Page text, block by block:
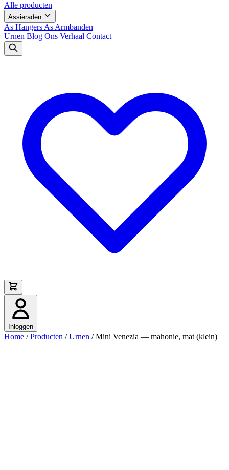
Alle producten
Assieraden
As Hangers As Armbanden
Urnen Blog Ons Verhaal Contact
Inloggen
Home / Producten / Urnen / Mini Venezia — mahonie, mat (klein)